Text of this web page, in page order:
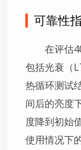
可靠性
在评估
包括光衰（
热循环测试
间后的亮度
度降到初始
使用情况下